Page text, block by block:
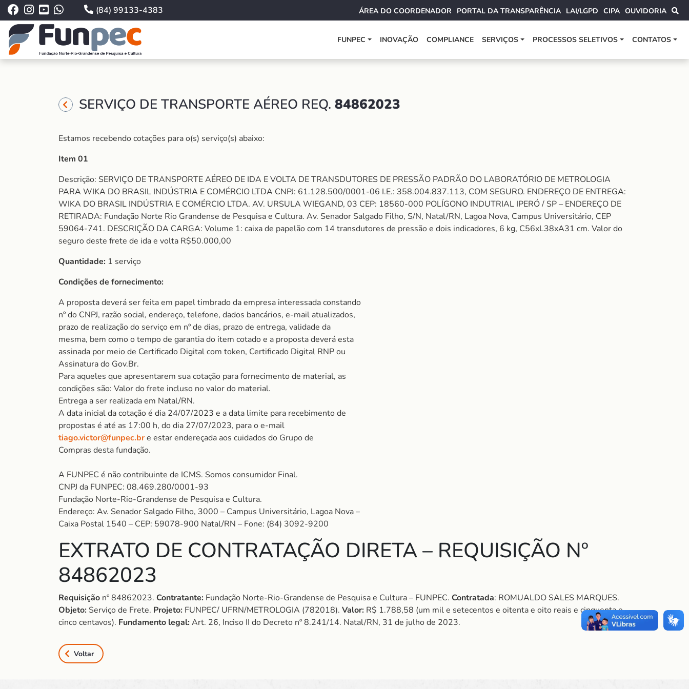
(84) 99133-4383 ÁREA DO COORDENADOR PORTAL DA TRANSPARÊNCIA LAI/LGPD CIPA OUVIDORIA
FUNPEC INOVAÇÃO COMPLIANCE SERVIÇOS PROCESSOS SELETIVOS CONTATOS
SERVIÇO DE TRANSPORTE AÉREO REQ. 84862023
Estamos recebendo cotações para o(s) serviço(s) abaixo:
Item 01
Descrição: SERVIÇO DE TRANSPORTE AÉREO DE IDA E VOLTA DE TRANSDUTORES DE PRESSÃO PADRÃO DO LABORATÓRIO DE METROLOGIA
PARA WIKA DO BRASIL INDÚSTRIA E COMÉRCIO LTDA CNPJ: 61.128.500/0001-06 I.E.: 358.004.837.113, COM SEGURO. ENDEREÇO DE ENTREGA:
WIKA DO BRASIL INDÚSTRIA E COMÉRCIO LTDA. AV. URSULA WIEGAND, 03 CEP: 18560-000 POLÍGONO INDUTRIAL IPERÓ / SP – ENDEREÇO DE
RETIRADA: Fundação Norte Rio Grandense de Pesquisa e Cultura. Av. Senador Salgado Filho, S/N, Natal/RN, Lagoa Nova, Campus Universitário, CEP
59064-741. DESCRIÇÃO DA CARGA: Volume 1: caixa de papelão com 14 transdutores de pressão e dois indicadores, 6 kg, C56xL38xA31 cm. Valor do
seguro deste frete de ida e volta R$50.000,00
Quantidade: 1 serviço
Condições de fornecimento:
A proposta deverá ser feita em papel timbrado da empresa interessada constando
nº do CNPJ, razão social, endereço, telefone, dados bancários, e-mail atualizados,
prazo de realização do serviço em nº de dias, prazo de entrega, validade da
mesma, bem como o tempo de garantia do item cotado e a proposta deverá esta
assinada por meio de Certificado Digital com token, Certificado Digital RNP ou
Assinatura do Gov.Br.
Para aqueles que apresentarem sua cotação para fornecimento de material, as
condições são: Valor do frete incluso no valor do material.
Entrega a ser realizada em Natal/RN.
A data inicial da cotação é dia 24/07/2023 e a data limite para recebimento de
propostas é até as 17:00 h, do dia 27/07/2023, para o e-mail
tiago.victor@funpec.bre estar endereçada aos cuidados do Grupo de
Compras desta fundação.
A FUNPEC é não contribuinte de ICMS. Somos consumidor Final.
CNPJ da FUNPEC: 08.469.280/0001-93
Fundação Norte-Rio-Grandense de Pesquisa e Cultura.
Endereço: Av. Senador Salgado Filho, 3000 – Campus Universitário, Lagoa Nova –
Caixa Postal 1540 – CEP: 59078-900 Natal/RN – Fone: (84) 3092-9200
EXTRATO DE CONTRATAÇÃO DIRETA – REQUISIÇÃO Nº
84862023
Requisição nº 84862023. Contratante: Fundação Norte-Rio-Grandense de Pesquisa e Cultura – FUNPEC. Contratada: ROMUALDO SALES MARQUES.
Objeto: Serviço de Frete. Projeto: FUNPEC/ UFRN/METROLOGIA (782018). Valor: R$ 1.788,58 (um mil e setecentos e oitenta e oito reais e cinquenta e
cinco centavos). Fundamento legal:Art. 26, Inciso II do Decreto nº 8.241/14. Natal/RN, 31 de julho de 2023.
Voltar